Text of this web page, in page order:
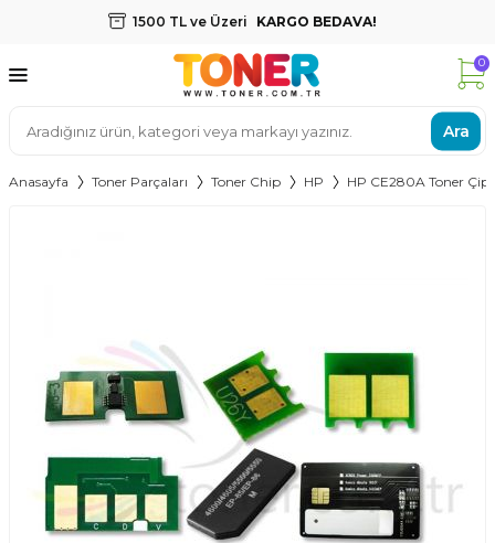
1500 TL ve Üzeri KARGO BEDAVA!
Ara
0
Anasayfa Toner Parçaları Toner Chip HP HP CE280A Toner Çipi